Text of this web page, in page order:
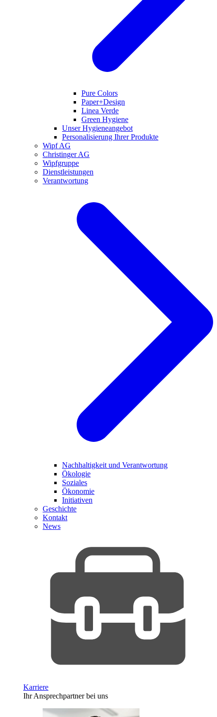
Pure Colors
Paper+Design
Linea Verde
Green Hygiene
Unser Hygieneangebot
Personalisierung Ihrer Produkte
Wipf AG
Christinger AG
Wipfgruppe
Dienstleistungen
Verantwortung
Nachhaltigkeit und Verantwortung
Ökologie
Soziales
Ökonomie
Initiativen
Geschichte
Kontakt
News
Karriere
Ihr Ansprechpartner bei uns